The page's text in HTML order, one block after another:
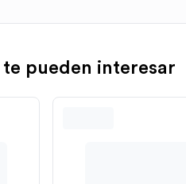
pueden interesar